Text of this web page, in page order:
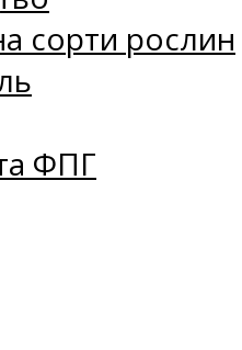
сорти рослин
ФПГ